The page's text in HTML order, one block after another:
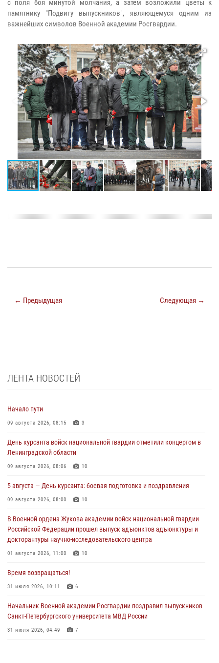
с поля боя минутой молчания, а затем возложили цветы к
памятнику "Подвигу выпускников", являющемуся одним из
важнейших символов Военной академии Росгвардии.
← Предыдущая Следующая →
ЛЕНТА НОВОСТЕЙ
Начало пути
09 августа 2026, 08:15 3
День курсанта войск национальной гвардии отметили концертом в
Ленинградской области
09 августа 2026, 08:06 10
5 августа — День курсанта: боевая подготовка и поздравления
09 августа 2026, 08:00 10
В Военной ордена Жукова академии войск национальной гвардии
Российской Федерации прошел выпуск адъюнктов адъюнктуры и
докторантуры научно-исследовательского центра
01 августа 2026, 11:00 10
Время возвращаться!
31 июля 2026, 10:11 6
Начальник Военной академии Росгвардии поздравил выпускников
Санкт-Петербургского университета МВД России
31 июля 2026, 04:49 7